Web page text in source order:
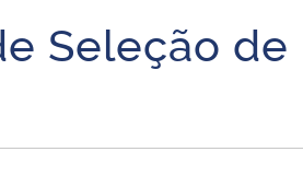
Banco Central do Brasil
Seleção de